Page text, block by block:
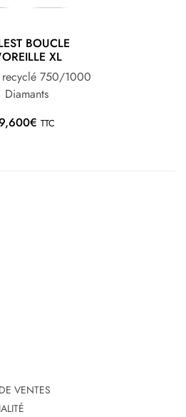
BOUCLE
XL
750/1000
Diamants
€ TTC
VENTES